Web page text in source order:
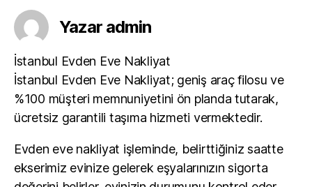
Yazar admin
İstanbul Evden Eve Nakliyat
İstanbul Evden Eve Nakliyat; geniş araç filosu ve
%100 müşteri memnuniyetini ön planda tutarak,
ücretsiz garantili taşıma hizmeti vermektedir.
Evden eve nakliyat işleminde, belirttiğiniz saatte
ekserimiz evinize gelerek eşyalarınızın sigorta